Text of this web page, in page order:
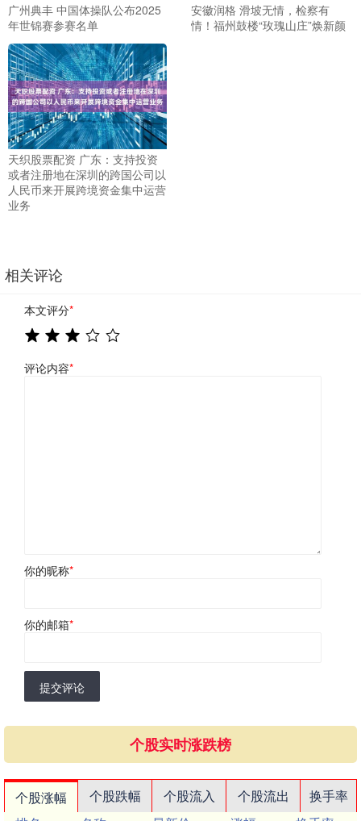
广州典丰 中国体操队公布2025
年世锦赛参赛名单
安徽润格 滑坡无情，检察有
情！福州鼓楼“玫瑰山庄”焕新颜
天织股票配资 广东：支持投资
或者注册地在深圳的跨国公司以
人民币来开展跨境资金集中运营
业务
相关评论
本文评分*
评论内容*
你的昵称*
你的邮箱*
提交评论
个股实时涨跌榜
个股涨幅 个股跌幅 个股流入 个股流出
换手率